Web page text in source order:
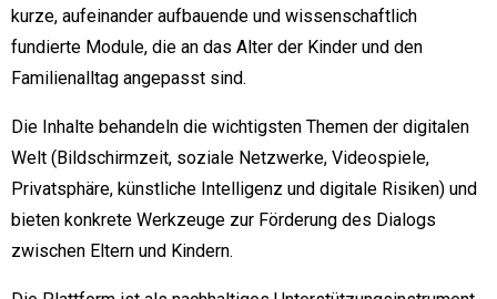
kurze, aufeinander aufbauende und wissenschaftlich
fundierte Module, die an das Alter der Kinder und den
Familienalltag angepasst sind.
Die Inhalte behandeln die wichtigsten Themen der digitalen
Welt (Bildschirmzeit, soziale Netzwerke, Videospiele,
Privatsphäre, künstliche Intelligenz und digitale Risiken) und
bieten konkrete Werkzeuge zur Förderung des Dialogs
zwischen Eltern und Kindern.